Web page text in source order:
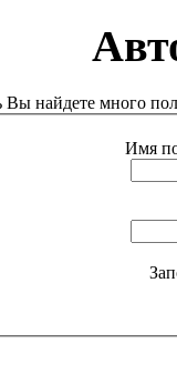
Вы найдете много
Имя